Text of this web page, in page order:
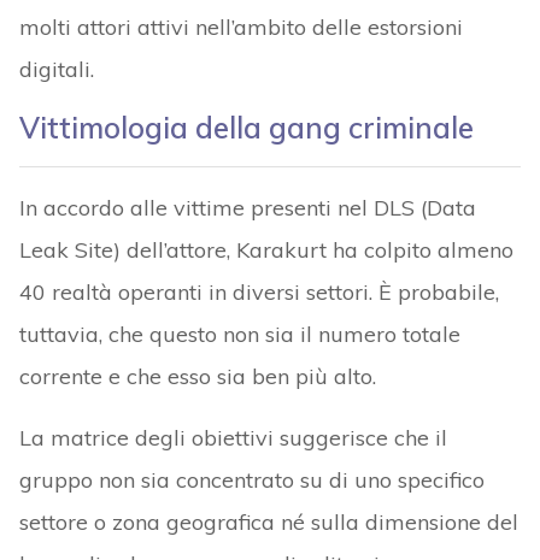
molti attori attivi nell’ambito delle estorsioni
digitali.
Vittimologia della gang criminale
In accordo alle vittime presenti nel DLS (Data
Leak Site) dell’attore, Karakurt ha colpito almeno
40 realtà operanti in diversi settori. È probabile,
tuttavia, che questo non sia il numero totale
corrente e che esso sia ben più alto.
La matrice degli obiettivi suggerisce che il
gruppo non sia concentrato su di uno specifico
settore o zona geografica né sulla dimensione del